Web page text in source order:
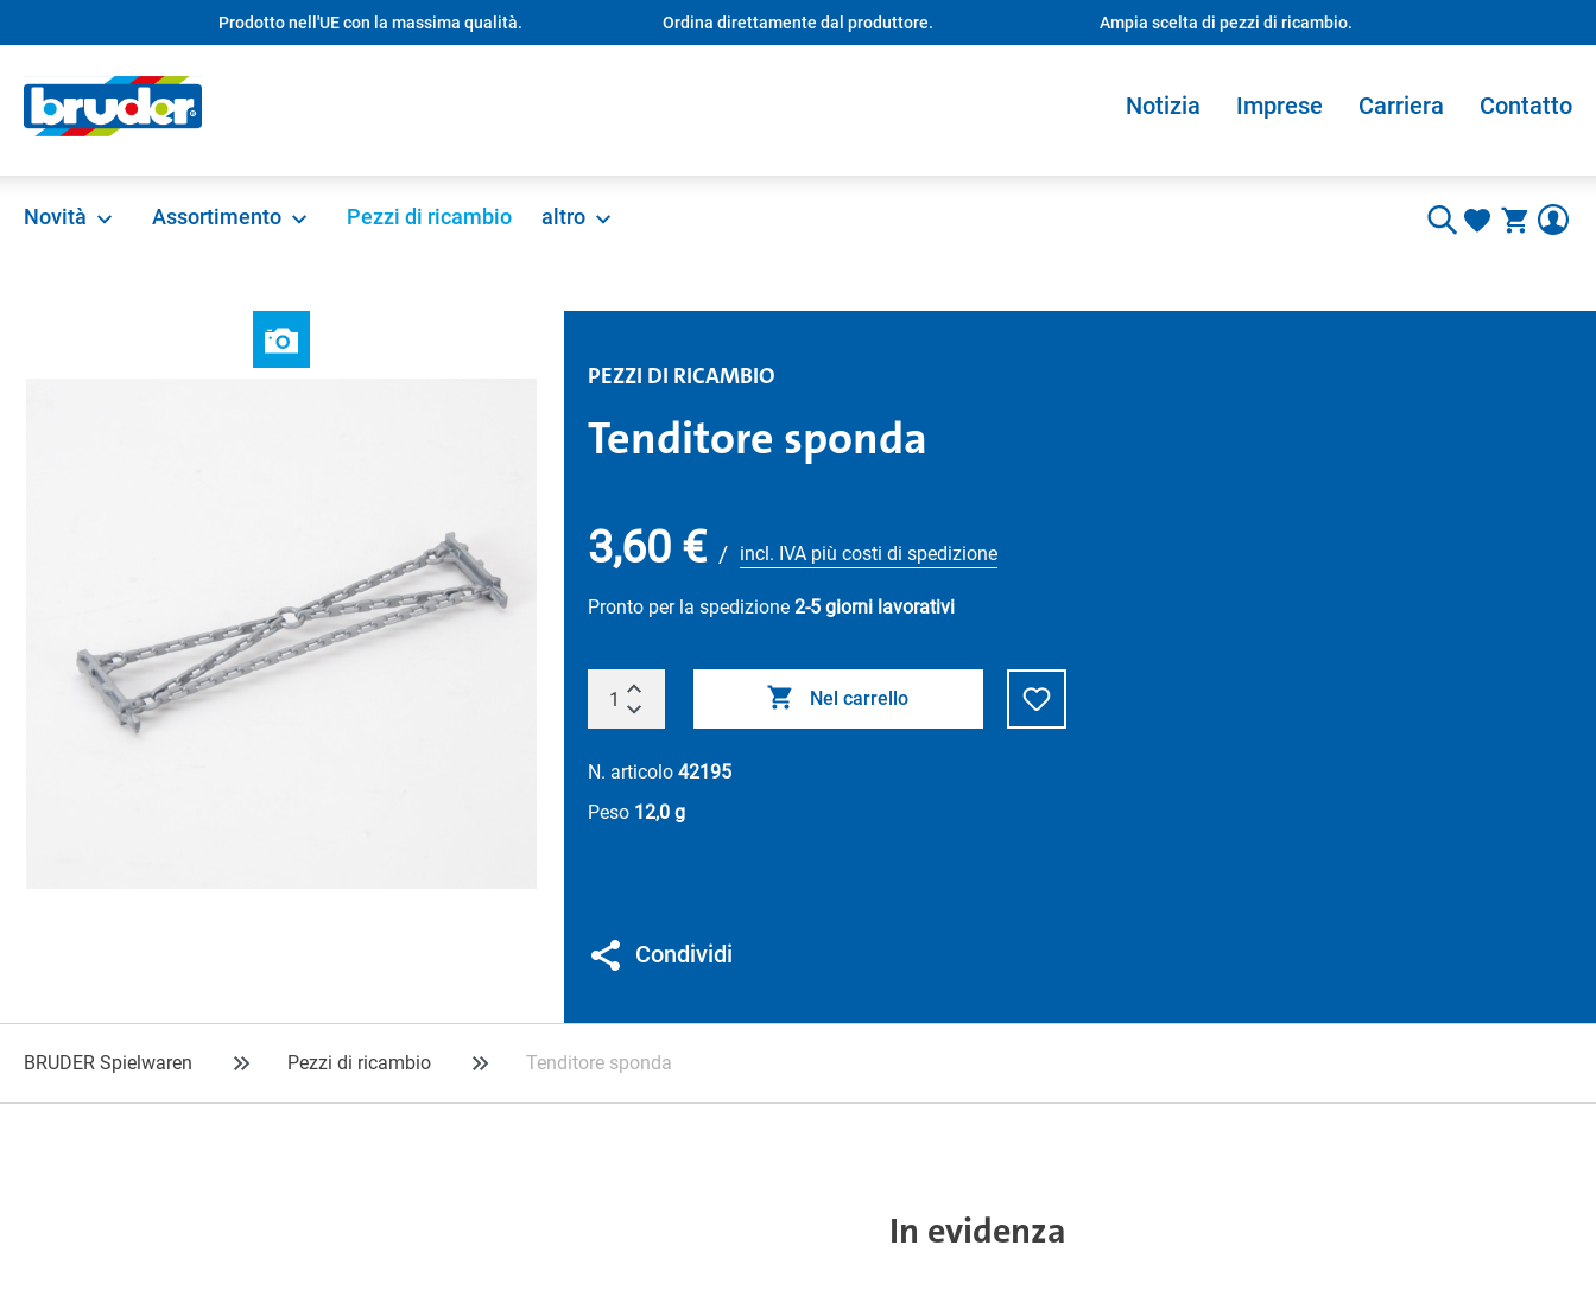
Passa alla navigazione principaleProdotto nell'UE con la massima qualità. Ordina direttamente dal produttore. Ampia scelta di pezzi di ricambio.
Notizia Imprese Carriera Contatto
Novità Assortimento Pezzi di ricambio altro
PEZZI DI RICAMBIO
Tenditore sponda
3,60 € / incl. IVA più costi di spedizione
Pronto per la spedizione 2-5 giorni lavorativi
Nel carrello
N. articolo 42195
Peso 12,0 g
Condividi
BRUDER Spielwaren Pezzi di ricambio Tenditore sponda
In evidenza